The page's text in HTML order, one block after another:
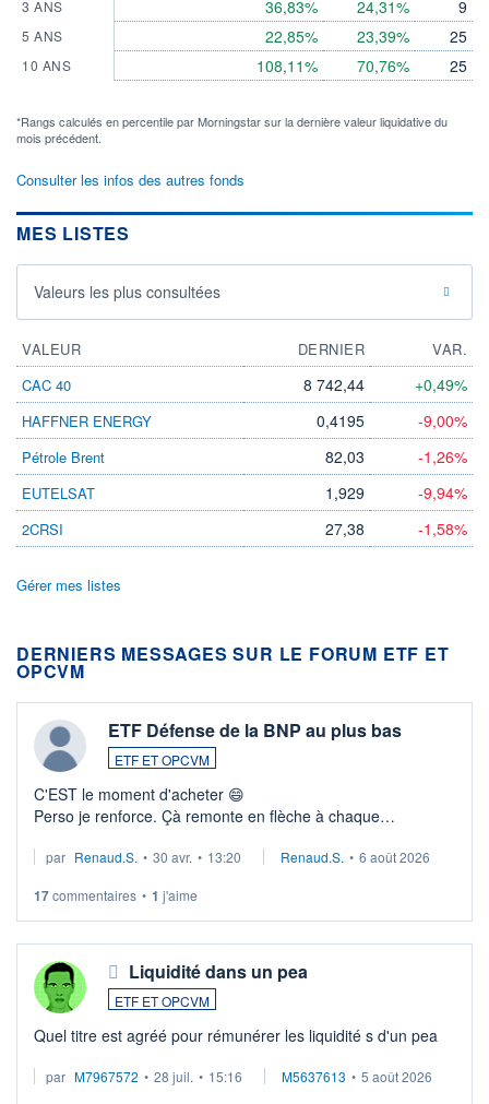
3 ANS
5 ANS
10 ANS
36,83%
22,85%
108,11%
24,31%
23,39%
70,76%
9
25
25
*Rangs calculés en percentile par Morningstar sur la dernière valeur liquidative du
mois précédent.
Consulter les infos des autres fonds
MES LISTES
Valeurs les plus consultées
VALEUR DERNIER
VAR.
CAC 40
8 742,44 +0,49%
HAFFNER ENERGY 0,4195 -9,00%
Pétrole Brent 82,03 -1,26%
EUTELSAT 1,929 -9,94%
2CRSI 27,38 -1,58%
Gérer mes listes
DERNIERS MESSAGES SUR LE FORUM ETF ET
OPCVM
ETF Défense de la BNP au plus bas
ETF ET OPCVM
C'EST le moment d'acheter 😄​
Perso je renforce. Çà remonte en flèche à chaque
Investissement long terme tip top pour sa retraite.
par Renaud.S. • 30 avr. • 13:20 Renaud.S. • 6 août 2026
17commentaires • 1 j'aime
Liquidité dans un pea
ETF ET OPCVM
Quel titre est agréé pour rémunérer les liquidité s d'un pea
par M7967572 • 28 juil. • 15:16 M5637613 • 5 août 2026